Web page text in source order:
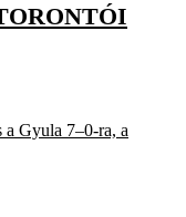
Gyula 7–0-ra, a